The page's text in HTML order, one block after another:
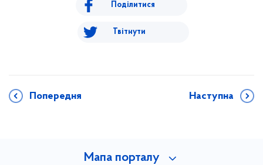
Поділитися
Твітнути
Попередня Наступна
Мапа порталу